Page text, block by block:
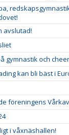
avslutad!
gymnastik och
kan bli bäst i
föreningens
i våxnäshallen!